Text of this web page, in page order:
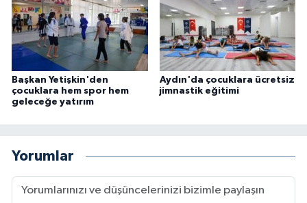
Başkan Yetişkin'den
çocuklara hem spor hem
geleceğe yatırım
Aydın'da çocuklara ücretsiz
jimnastik eğitimi
Yorumlar